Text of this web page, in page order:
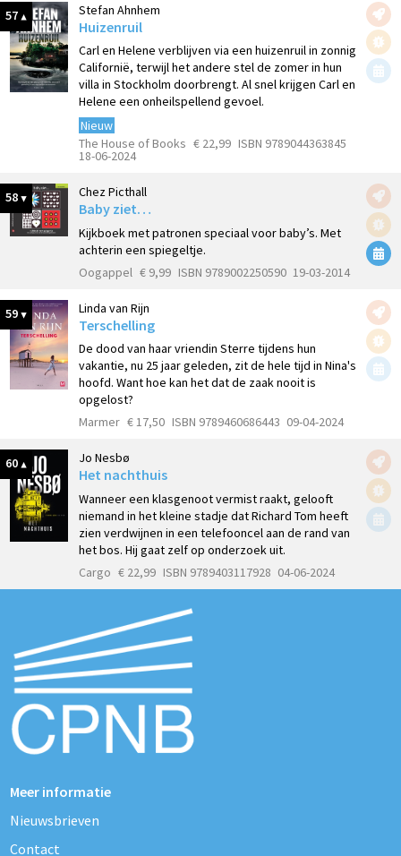
57 Stefan Ahnhem
Huizenruil
Carl en Helene verblijven via een huizenruil in zonnig
Californië, terwijl het andere stel de zomer in hun
villa in Stockholm doorbrengt. Al snel krijgen Carl en
Helene een onheilspellend gevoel.
Nieuw
The House of Books € 22,99 ISBN 9789044363845
18-06-2024
58 Chez Picthall
Baby ziet…
Kijkboek met patronen speciaal voor baby’s. Met
achterin een spiegeltje.
Oogappel € 9,99 ISBN 9789002250590 19-03-2014
59 Linda van Rijn
Terschelling
De dood van haar vriendin Sterre tijdens hun
vakantie, nu 25 jaar geleden, zit de hele tijd in Nina's
hoofd. Want hoe kan het dat de zaak nooit is
opgelost?
Marmer € 17,50 ISBN 9789460686443 09-04-2024
60 Jo Nesbø
Het nachthuis
Wanneer een klasgenoot vermist raakt, gelooft
niemand in het kleine stadje dat Richard Tom heeft
zien verdwijnen in een telefooncel aan de rand van
het bos. Hij gaat zelf op onderzoek uit.
Cargo € 22,99 ISBN 9789403117928 04-06-2024
Meer informatie
Nieuwsbrieven
Contact